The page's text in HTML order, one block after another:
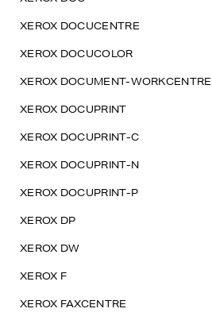
XEROX DOCUCENTRE
XEROX DOCUCOLOR
XEROX DOCUMENT-WORKCENTRE
XEROX DOCUPRINT
XEROX DOCUPRINT-C
XEROX DOCUPRINT-N
XEROX DOCUPRINT-P
XEROX DP
XEROX DW
XEROX F
XEROX FAXCENTRE